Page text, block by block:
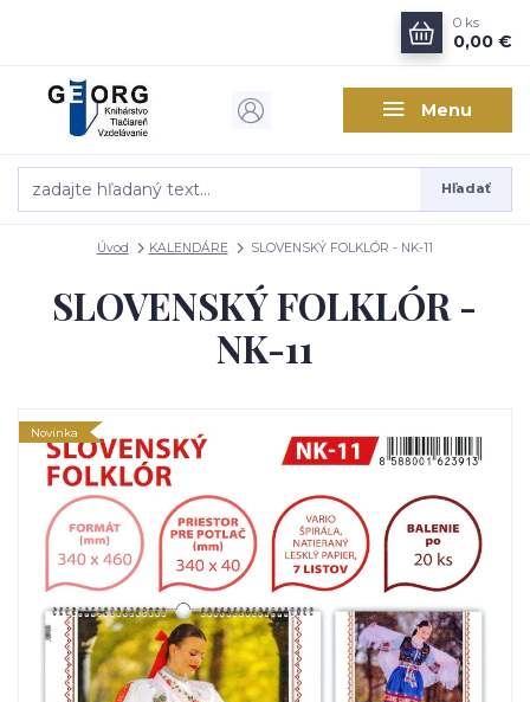
Menu
Hľadať
0 ks
0,00 €
Úvod KALENDÁRE SLOVENSKÝ FOLKLÓR - NK-11
SLOVENSKÝ FOLKLÓR -
NK-11
Novinka